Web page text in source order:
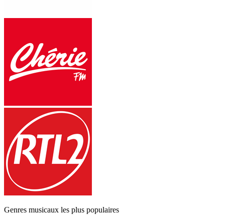
Genres musicaux les plus populaires